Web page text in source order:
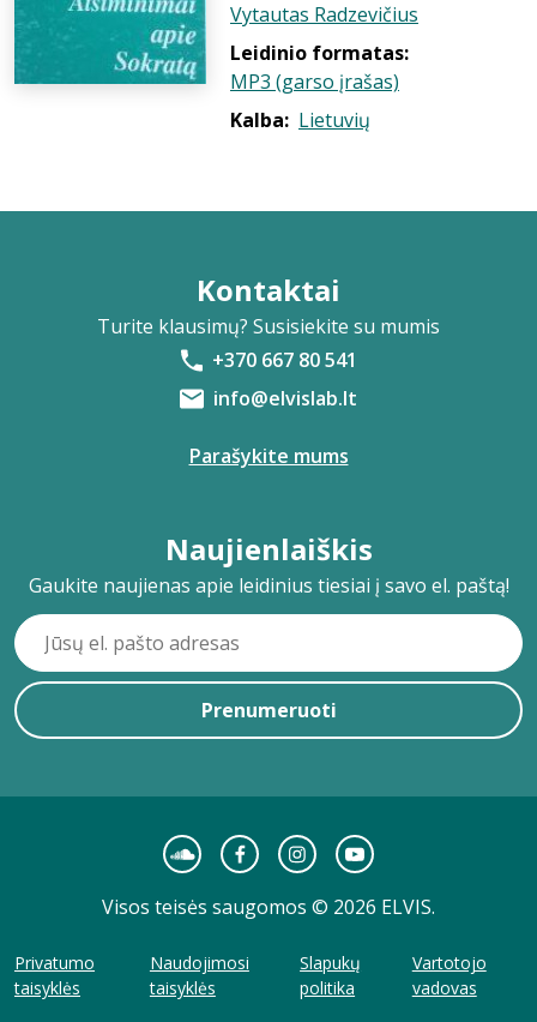
Vytautas Radzevičius
Leidinio formatas:
MP3 (garso įrašas)
Kalba: Lietuvių
Kontaktai
Turite klausimų? Susisiekite su mumis
+370 667 80 541
info@elvislab.lt
Parašykite mums
Naujienlaiškis
Gaukite naujienas apie leidinius tiesiai į savo el. paštą!
Prenumeruoti
Visos teisės saugomos © 2026 ELVIS.
Privatumo
taisyklės
Naudojimosi
taisyklės
Slapukų
politika
Vartotojo
vadovas